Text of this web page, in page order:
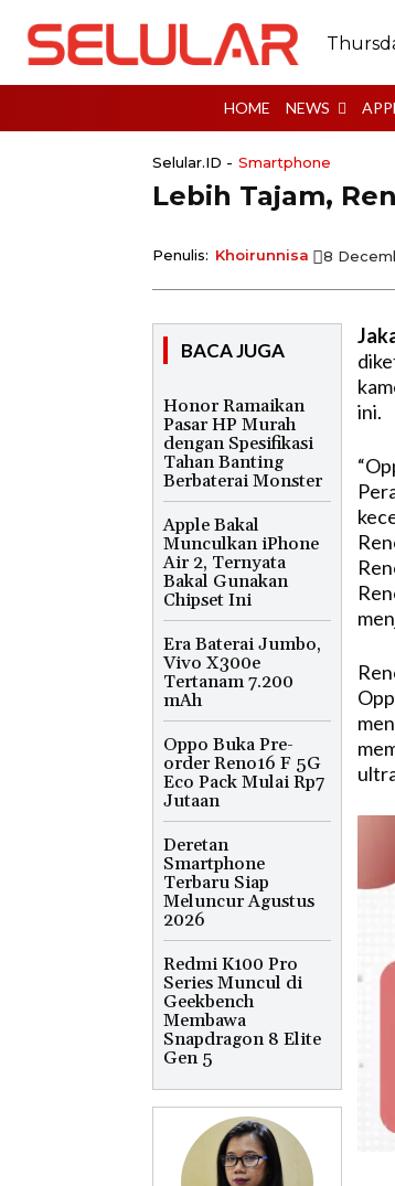
HOME NEWS
Selular.ID - Smartphone
Lebih Tajam,
Penulis: Khoirunnisa 8
BACA JUGA
Honor Ramaikan
Pasar HP Murah
dengan Spesifikasi
Tahan Banting
Berbaterai Monster
Apple Bakal
Munculkan iPhone
Air 2, Ternyata
Bakal Gunakan
Chipset Ini
Era Baterai Jumbo,
Vivo X300e
Tertanam 7.200
mAh
Oppo Buka Pre-
order Reno16 F 5G
Eco Pack Mulai Rp7
Jutaan
Deretan
Smartphone
Terbaru Siap
Meluncur Agustus
2026
Redmi K100 Pro
Series Muncul di
Geekbench
Membawa
Snapdragon 8 Elite
Gen 5
ini.